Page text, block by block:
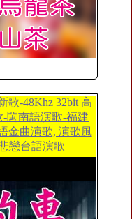
歌-48Khz 32bit 高
閩南語演歌-福建
金曲演歌, 演歌風
戀台語演歌